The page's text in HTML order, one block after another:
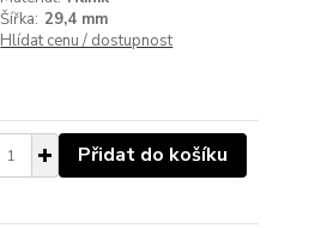
Šířka: 29,4 mm
Hlídat cenu / dostupnost
Přidat do košíku